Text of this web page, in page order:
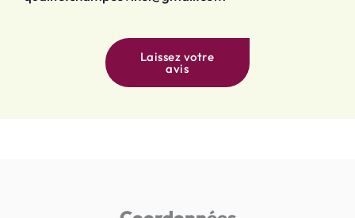
Laissez votre
avis